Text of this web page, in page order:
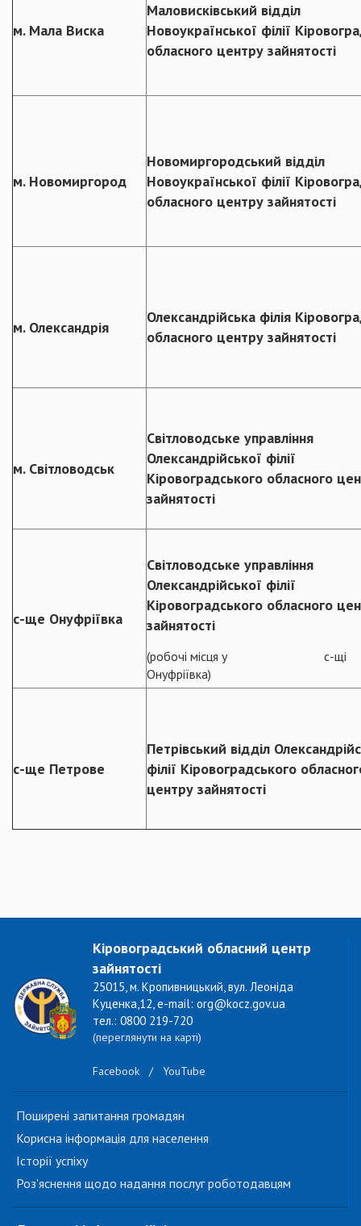
м. Мала Виска
Маловисківський відділ
Новоукраїнської філії
обласного центру зайнятості
м. Новомиргород
Новомиргородський відділ
Новоукраїнської філії
обласного центру зайнятості
м. Олександрія
Олександрійська філія
обласного центру зайнятості
м. Світловодськ
Світловодське управління
Олександрійської філії
Кіровоградського обласного
зайнятості
с-ще Онуфріївка
Світловодське управління
Олександрійської філії
Кіровоградського обласного
зайнятості
(робочі місця у с-щі
Онуфріївка)
с-ще Петрове
Петрівський відділ
філії Кіровоградського
центру зайнятості
Кіровоградський обласний центр
зайнятості
25015, м. Кропивницький, вул. Леоніда
Куценка,12, e-mail: org@kocz.gov.ua
тел.: 0800 219-720
(переглянути на карті)
Facebook / YouTube
Поширені запитання громадян
Корисна інформація для населення
Історії успіху
Роз'яснення щодо надання послуг роботодавцям